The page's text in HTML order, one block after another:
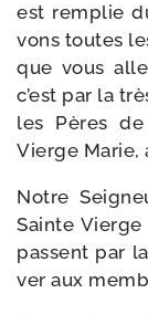
est rem­plie
vons toutes
que vous
c’est par la
les Pères
Vierge Marie,
Notre
Sainte
passent par
ver aux